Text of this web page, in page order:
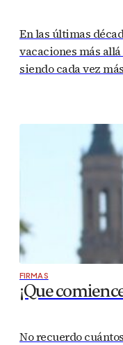
En las últimas
vacaciones más
siendo cada vez
FIRMAS
¡Que
No recuerdo